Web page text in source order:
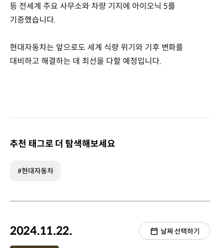
등 전세계 주요 사무소와 차량 기지에 아이오닉 5를
기증했습니다.
현대자동차는 앞으로도 세계 식량 위기와 기후 변화를
대비하고 해결하는 데 최선을 다할 예정입니다.
추천 태그로 더 탐색해보세요
#현대자동차
2024.11.22. 날짜 선택하기